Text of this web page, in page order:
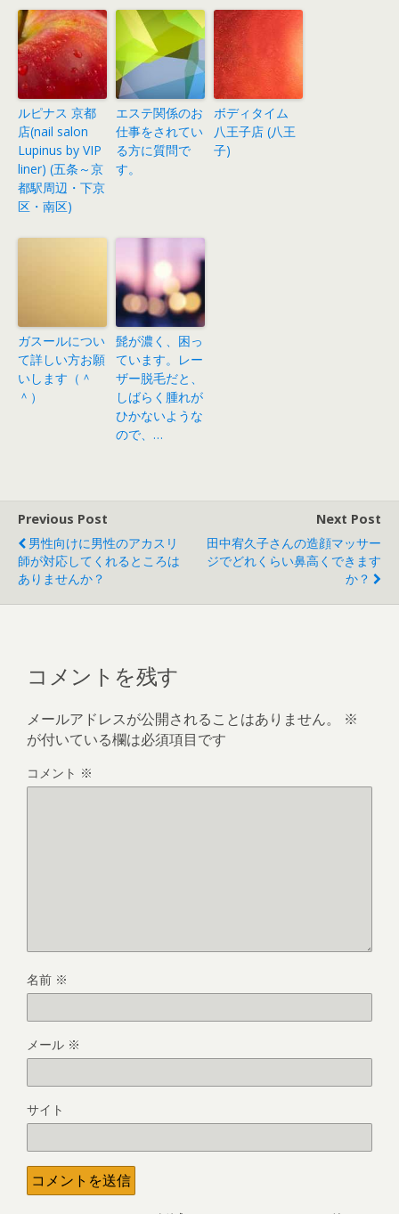
ルピナス 京都
店(nail salon
Lupinus by VIP
liner) (五条～京
都駅周辺・下京
区・南区)
エステ関係のお
仕事をされてい
る方に質問で
す。
ボディタイム
八王子店 (八王
子)
ガスールについ
て詳しい方お願
いします（＾
＾）
髭が濃く、困っ
ています。レー
ザー脱毛だと、
しばらく腫れが
ひかないような
ので、…
Previous Post
男性向けに男性のアカスリ
師が対応してくれるところは
ありませんか？
Next Post
田中宥久子さんの造顔マッサー
ジでどれくらい鼻高くできます
か？
コメントを残す
メールアドレスが公開されることはありません。
※
が付いている欄は必須項目です
コメント ※
名前 ※
メール ※
サイト